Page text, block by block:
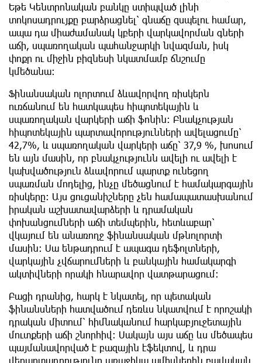
Եթե Կենտրոնական բանկը ստիպված լինի
տոկոսադրույքը բարձրացնել՝ գնաճը զսպելու համար,
ապա դա միաժամանակ կբերի վարկավորման գների
աճի, սպառողական պահանջարկի նվազման, իսկ
փոքր ու միջին բիզնեսի նկատմամբ ճնշումը
կմեծանա։
Ֆինանսական ոլորտում ձևավորվող ռիսկերն
ուռճանում են հատկապես հիպոտեկային և
սպառողական վարկերի աճի ֆոնին։ Բնակչության
հիպոտեկային պարտավորությունների ավելացումը՝
42,7%, և սպառողական վարկերի աճը՝ 37,9 %, խոսում
են այն մասին, որ բնակչությունն ավելի ու ավելի է
կախվածություն ձևավորում պարտք ունեցող
սպառման մոդելից, ինչը մեծացնում է համակարգային
ռիսկերը։ Այս ցուցանիշները չեն համապատասխանում
իրական աշխատավարձերի և դրամական
փոխանցումների աճի տեմպերին, հետևաբար՝
վկայում են անառողջ ֆինանսական մթնոլորտի
մասին։ Սա ենթադրում է ապագա դեֆոլտների,
վարկային չվճարումների և բանկային համակարգի
ակտիվների որակի հնարավոր վատթարացում։
Բացի դրանից, հարկ է նկատել, որ պետական
ֆինանսների հատվածում դեռևս նկատվում է որոշակի
դրական միտում՝ հիմնականում հարկաբյուջետային
մուտքերի աճի շնորհիվ։ Սակայն այս աճը ևս մեծապես
պայմանավորված է բազային էֆեկտով, և դրա
վերարտադրությունը առաջիկա ամիսներին բավական